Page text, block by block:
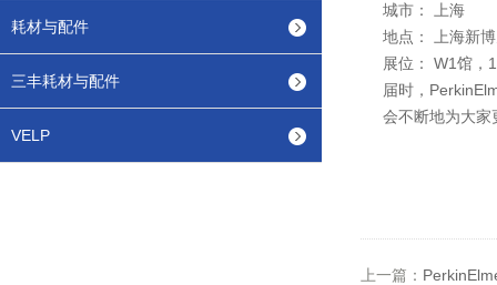
耗材与配件
三丰耗材与配件
VELP
城市： 上海
地点： 上海新
展位： W1馆，
届时，
会不断地为大家
上一篇：